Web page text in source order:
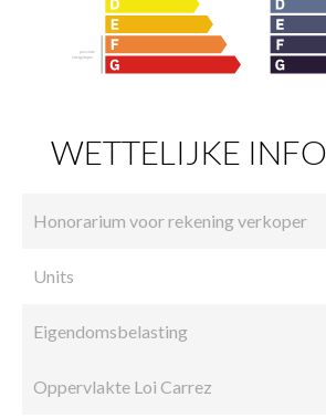
WETTELIJKE
Honorarium voor rekening verkoper
Units
Eigendomsbelasting
Oppervlakte Loi Carrez